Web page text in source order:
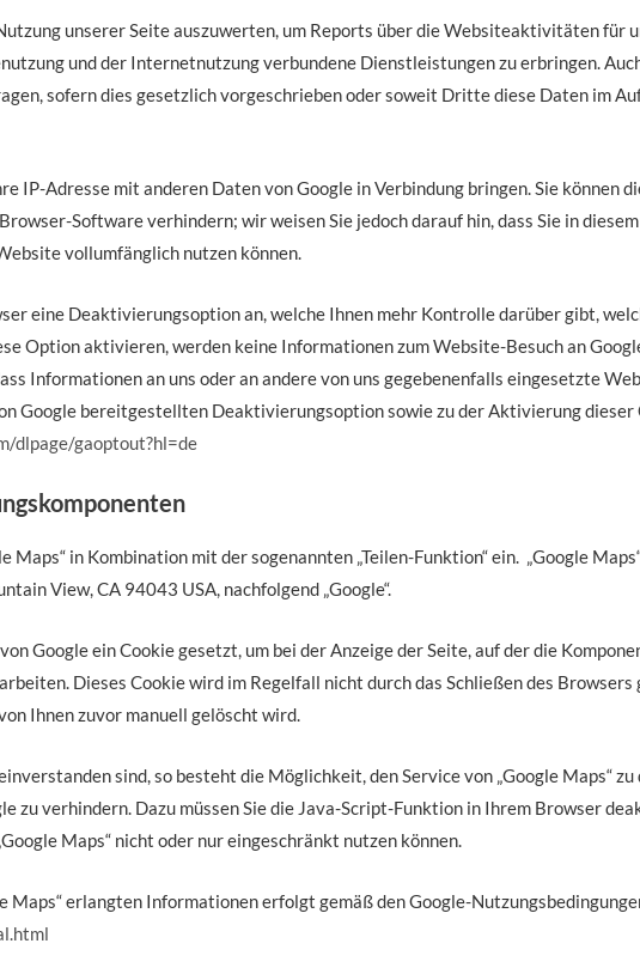
unserer Seite auszuwerten, um Reports über die Websiteaktivitäten für
und der Internetnutzung verbundene Dienstleistungen zu erbringen.
sofern dies gesetzlich vorgeschrieben oder soweit Dritte diese Daten im
IP-Adresse mit anderen Daten von Google in Verbindung bringen. Sie können
Software verhindern; wir weisen Sie jedoch darauf hin, dass Sie in
vollumfänglich nutzen können.
eine Deaktivierungsoption an, welche Ihnen mehr Kontrolle darüber gibt,
Option aktivieren, werden keine Informationen zum Website-Besuch an
Informationen an uns oder an andere von uns gegebenenfalls eingesetzte
Google bereitgestellten Deaktivierungsoption sowie zu der Aktivierung
dlpage/gaoptout?hl=de
in Kombination mit der sogenannten „Teilen-Funktion“ ein. „Google
View, CA 94043 USA, nachfolgend „Google“.
Google ein Cookie gesetzt, um bei der Anzeige der Seite, auf der die
Dieses Cookie wird im Regelfall nicht durch das Schließen des Browsers
Ihnen zuvor manuell gelöscht wird.
sind, so besteht die Möglichkeit, den Service von „Google Maps“
zu verhindern. Dazu müssen Sie die Java-Script-Funktion in Ihrem Browser
Maps“ nicht oder nur eingeschränkt nutzen können.
Maps“ erlangten Informationen erfolgt gemäß den Google-